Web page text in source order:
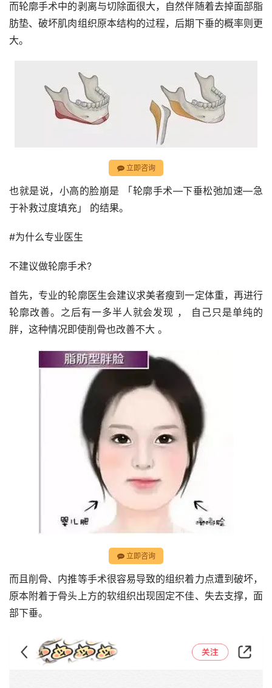
而轮廓手术中的剥离与切除面很大，自然伴随着去掉面部脂
肪垫、破坏肌肉组织原本结构的过程，后期下垂的概率则更
大。
立即咨询
也就是说，小高的脸崩是 「轮廓手术—下垂松弛加速—急
于补救过度填充」 的结果。
#为什么专业医生
不建议做轮廓手术?
首先，专业的轮廓医生会建议求美者瘦到一定体重，再进行
轮廓改善。之后有一多半人就会发现 ， 自己只是单纯的
胖，这种情况即使削骨也改善不大 。
立即咨询
而且削骨、内推等手术很容易导致的组织着力点遭到破坏，
原本附着于骨头上方的软组织出现固定不佳、失去支撑，面
部下垂。